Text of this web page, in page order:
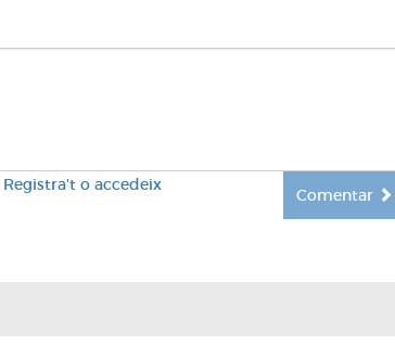
Registra't o accedeix
Comentar